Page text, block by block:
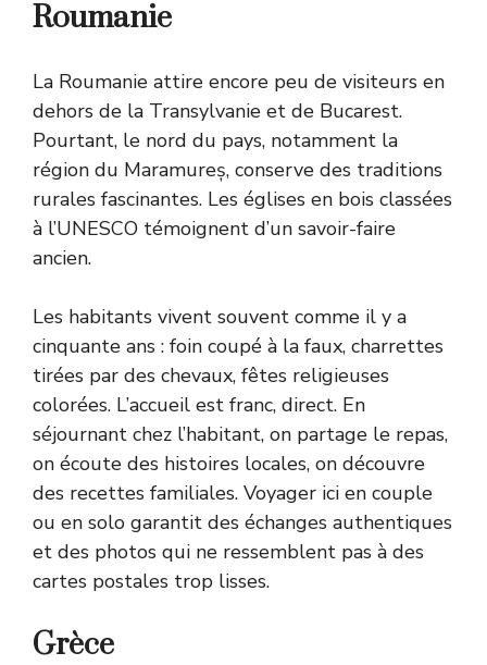
Roumanie
La Roumanie attire encore peu de visiteurs en
dehors de la Transylvanie et de Bucarest.
Pourtant, le nord du pays, notamment la
région du Maramureș, conserve des traditions
rurales fascinantes. Les églises en bois classées
à l’UNESCO témoignent d’un savoir-faire
ancien.
Les habitants vivent souvent comme il y a
cinquante ans : foin coupé à la faux, charrettes
tirées par des chevaux, fêtes religieuses
colorées. L’accueil est franc, direct. En
séjournant chez l’habitant, on partage le repas,
on écoute des histoires locales, on découvre
des recettes familiales. Voyager ici en couple
ou en solo garantit des échanges authentiques
et des photos qui ne ressemblent pas à des
cartes postales trop lisses.
Grèce